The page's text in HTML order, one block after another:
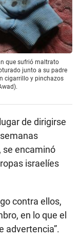
que sufrió maltrato
junto a su padre
cigarrillo y pinchazos
de dirigirse
se encaminó
israelíes
contra ellos,
en lo que el
advertencia”.